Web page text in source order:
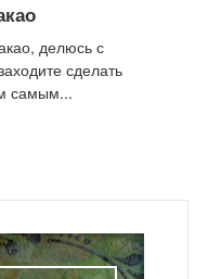
делюсь с
сделать
самым...